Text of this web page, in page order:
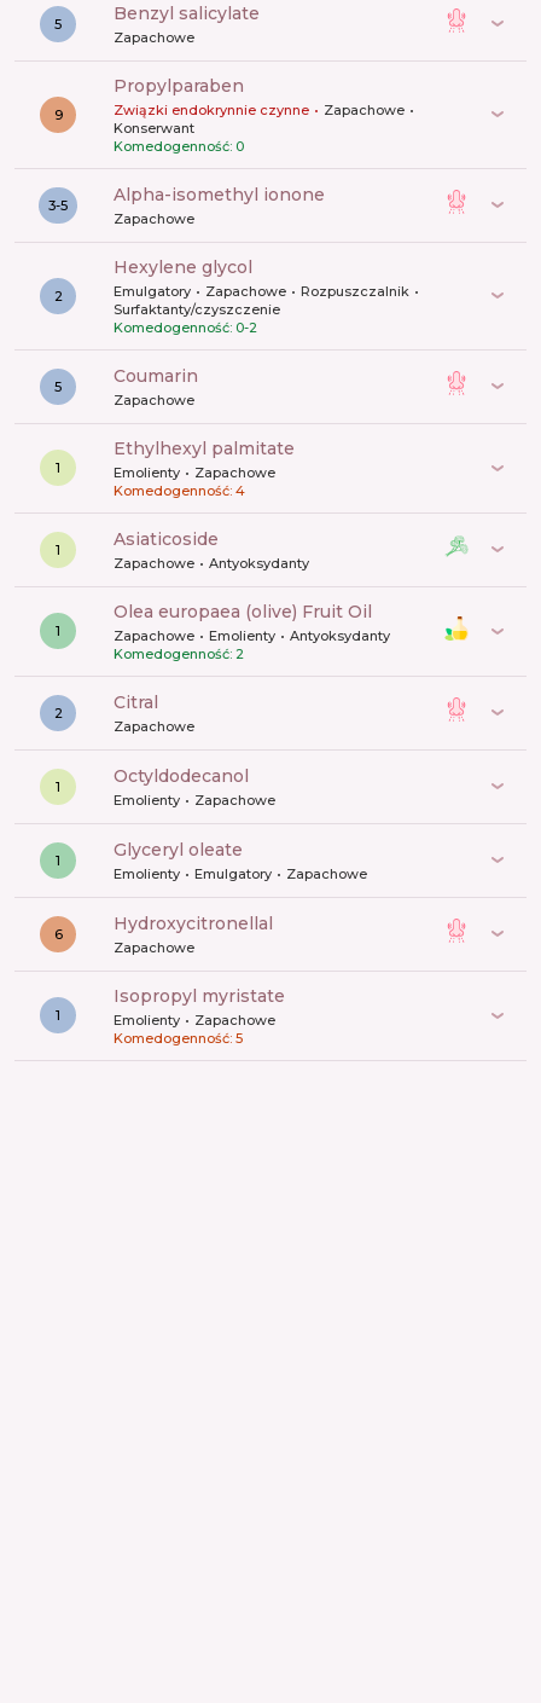
5 benzyl salicylate
Zapachowe
9
propylparaben
Związki endokrynnie czynne
Zapachowe
Konserwant
Komedogenność: 0
3-5 alpha-isomethyl ionone
Zapachowe
2
hexylene glycol
Emulgatory Zapachowe
Rozpuszczalnik
Surfaktanty/czyszczenie
Komedogenność: 0-2
5 coumarin
Zapachowe
1
ethylhexyl palmitate
Emolienty
Zapachowe
Komedogenność: 4
1 asiaticoside
Zapachowe Antyoksydanty
1
olea europaea (olive) Fruit Oil
Zapachowe Emolienty
Antyoksydanty
Komedogenność: 2
2 citral
Zapachowe
1 octyldodecanol
Emolienty Zapachowe
1 glyceryl oleate
Emolienty Emulgatory Zapachowe
6 hydroxycitronellal
Zapachowe
1
isopropyl myristate
Emolienty
Zapachowe
Komedogenność: 5